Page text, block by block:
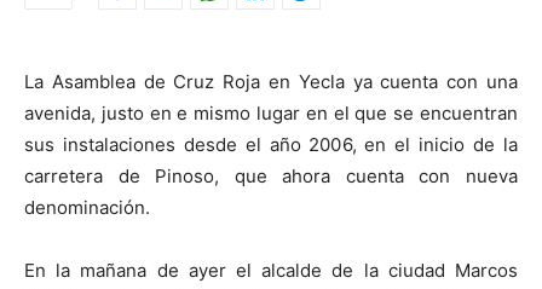
La Asamblea de Cruz Roja en Yecla ya cuenta con una
avenida, justo en e mismo lugar en el que se encuentran
sus instalaciones desde el año 2006, en el inicio de la
carretera de Pinoso, que ahora cuenta con nueva
denominación.
En la mañana de ayer el alcalde de la ciudad Marcos